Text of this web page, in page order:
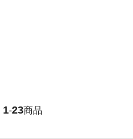
1-23商品